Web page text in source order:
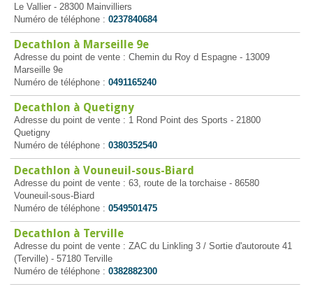
Le Vallier - 28300 Mainvilliers
Numéro de téléphone : 0237840684
Decathlon à Marseille 9e
Adresse du point de vente : Chemin du Roy d Espagne - 13009
Marseille 9e
Numéro de téléphone : 0491165240
Decathlon à Quetigny
Adresse du point de vente : 1 Rond Point des Sports - 21800
Quetigny
Numéro de téléphone : 0380352540
Decathlon à Vouneuil-sous-Biard
Adresse du point de vente : 63, route de la torchaise - 86580
Vouneuil-sous-Biard
Numéro de téléphone : 0549501475
Decathlon à Terville
Adresse du point de vente : ZAC du Linkling 3 / Sortie d'autoroute 41
(Terville) - 57180 Terville
Numéro de téléphone : 0382882300